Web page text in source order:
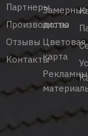
Партнеры
Производство
Отзывы
Контакты
Замерные
листы
Цветовая
карта